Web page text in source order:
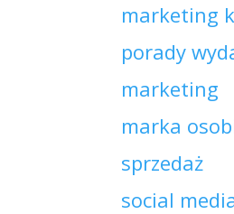
marketing
porady
marketing
marka
sprzedaż
social